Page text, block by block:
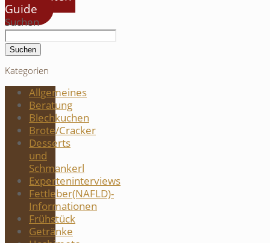
Guide
Suchen
Suchen
Kategorien
Allgemeines
Beratung
Blechkuchen
Brote/Cracker
Desserts
und
Schmankerl
Experteninterviews
Fettleber(NAFLD)-
Informationen
Frühstück
Getränke